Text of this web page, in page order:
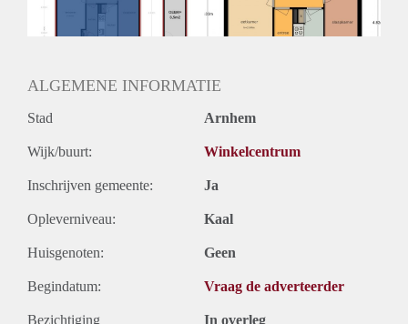
ALGEMENE INFORMATIE
Stad Arnhem
Wijk/buurt: Winkelcentrum
Inschrijven gemeente: Ja
Opleverniveau: Kaal
Huisgenoten: Geen
Begindatum: Vraag de adverteerder
Bezichtiging In overleg